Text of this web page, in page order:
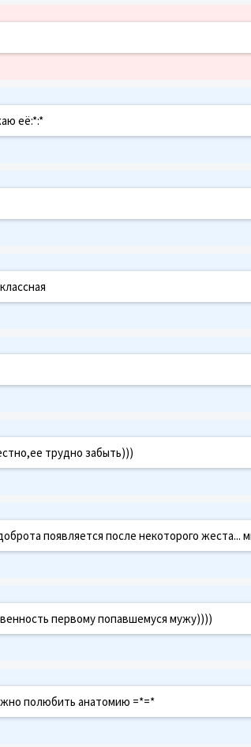
её:*:*
трудно забыть)))
появляется после некоторого жеста...
первому попавшемуся мужу))))
полюбить анатомию =*=*